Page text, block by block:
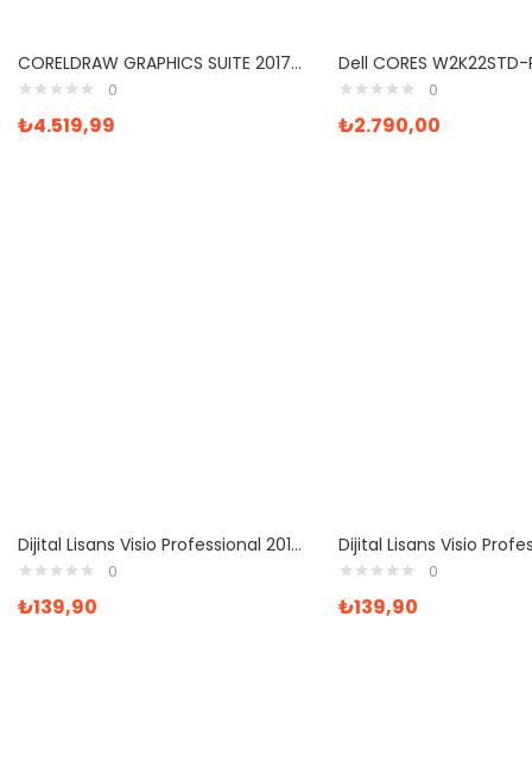
CORELDRAW GRAPHICS SUITE 2017 Satın Al
0
₺4.519,99
0
₺2.790,00
Dijital Lisans Visio Professional 2016 Bireysel Dijital Lisans
0
₺139,90
0
₺139,90